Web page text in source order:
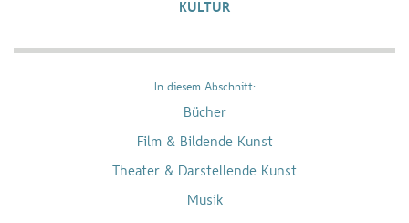
KULTUR
In diesem Abschnitt:
Bücher
Film & Bildende Kunst
Theater & Darstellende Kunst
Musik